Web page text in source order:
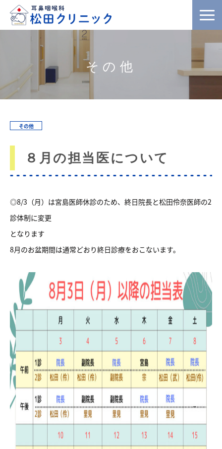
その他
その他
８月の担当医について
◎8/3（月）は宮島医師休診のため、終日院長と松田伶奈医師の2
診体制に変更
となります
8月のお盆期間は通常どおり終日診療をおこないます。